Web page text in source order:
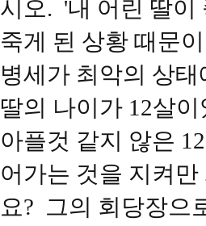
시오. '내 어린 딸이
죽게 된 상황 때문
병세가 최악의 상
딸의 나이가 12살
아플것 같지 않은
어가는 것을 지켜
요? 그의 회당장으